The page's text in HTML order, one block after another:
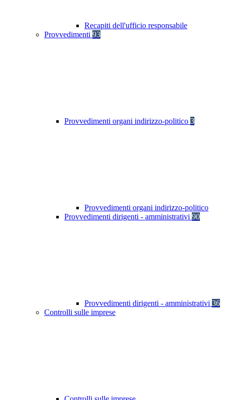
Recapiti dell'ufficio responsabile
Provvedimenti 93
Provvedimenti organi indirizzo-politico 3
Provvedimenti organi indirizzo-politico
Provvedimenti dirigenti - amministrativi 90
Provvedimenti dirigenti - amministrativi 36
Controlli sulle imprese